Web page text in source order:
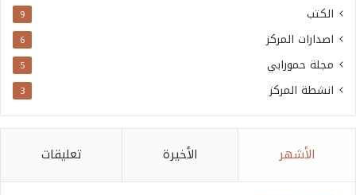
الكتب 9
اصدارات المركز 6
مجلة حمورابي 5
انشطة المركز 3
الأشهر الأخيرة تعليقات